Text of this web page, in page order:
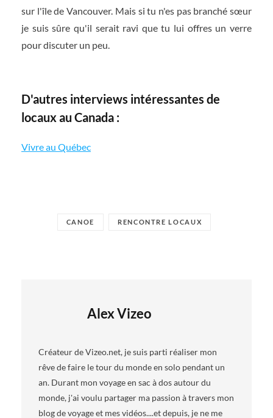
sur l'île de Vancouver. Mais si tu n'es pas branché sœur
je suis sûre qu'il serait ravi que tu lui offres un verre
pour discuter un peu.
D'autres interviews intéressantes de
locaux au Canada :
Vivre au Québec
CANOE RENCONTRE LOCAUX
Alex Vizeo
Créateur de Vizeo.net, je suis parti réaliser mon
rêve de faire le tour du monde en solo pendant un
an. Durant mon voyage en sac à dos autour du
monde, j'ai voulu partager ma passion à travers mon
blog de voyage et mes vidéos....et depuis, je ne me